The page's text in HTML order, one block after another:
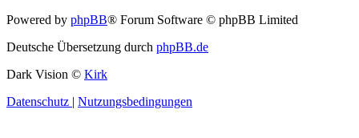
Powered by phpBB® Forum Software © phpBB Limited
Deutsche Übersetzung durch phpBB.de
Dark Vision © Kirk
Datenschutz | Nutzungsbedingungen